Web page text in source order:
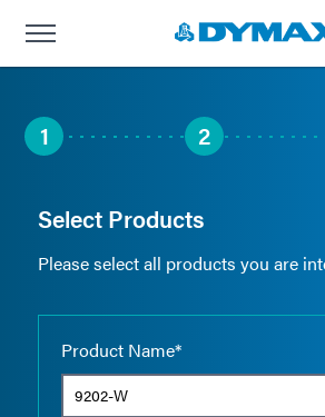
1 2
Select Products
Please select all products you are
Product Name*